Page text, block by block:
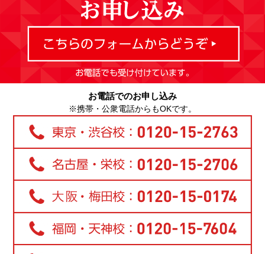
お電話でのお申し込み
※携帯・公衆電話からもOKです。